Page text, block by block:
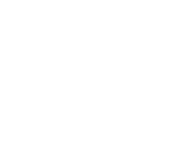
ecosistema.